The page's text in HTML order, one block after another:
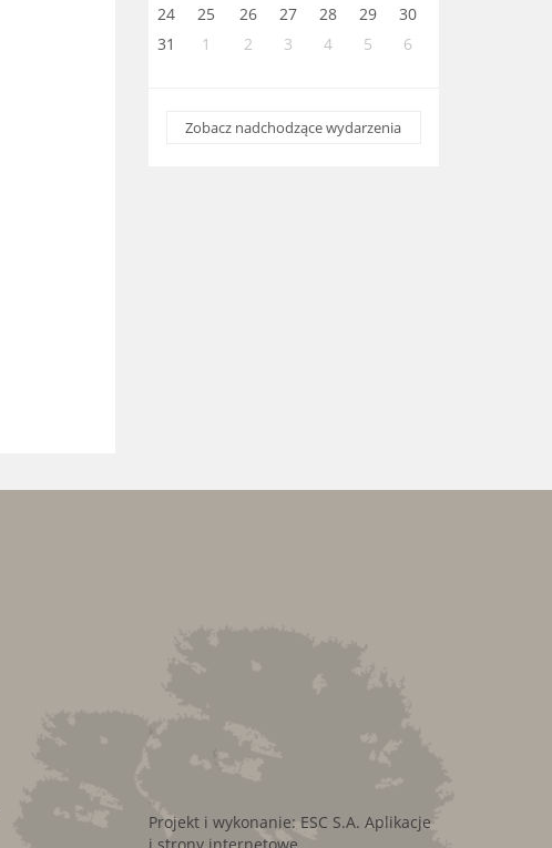
24
25 26 27 28 29
30
31
1 2 3 4 5 6
Zobacz nadchodzące wydarzenia
Projekt i wykonanie: ESC S.A. Aplikacje